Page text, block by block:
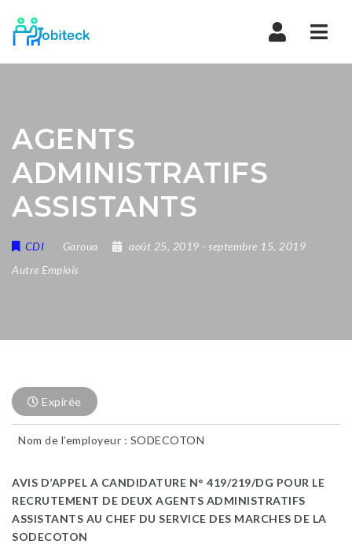
AGENTS
ADMINISTRATIFS
ASSISTANTS
CDI Garoua août 25, 2019 - septembre 15, 2019
Autre Emplois
Expirée
Nom de l’employeur : SODECOTON
AVIS D’APPEL A CANDIDATURE N° 419/219/DG POUR LE
RECRUTEMENT DE DEUX AGENTS ADMINISTRATIFS
ASSISTANTS AU CHEF DU SERVICE DES MARCHES DE LA
SODECOTON